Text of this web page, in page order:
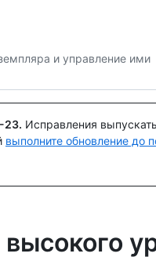
и управление ими
23. Исправления
выполните обновление до